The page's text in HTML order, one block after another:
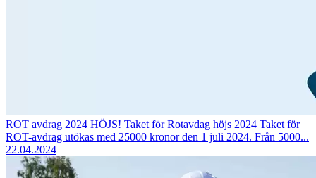
ROT avdrag 2024 HÖJS! Taket för Rotavdag höjs 2024 Taket för
ROT-avdrag utökas med 25000 kronor den 1 juli 2024. Från 5000...
22.04.2024